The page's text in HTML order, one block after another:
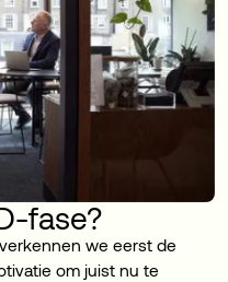
fase?
we eerst de
om juist nu te